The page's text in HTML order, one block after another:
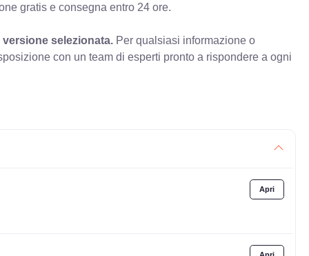
gratis e consegna entro 24 ore.
selezionata. Per qualsiasi informazione o
con un team di esperti pronto a rispondere a ogni